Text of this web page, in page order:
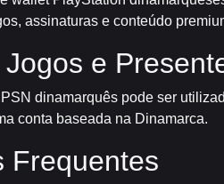
assinaturas e conteúdo
e
dinamarquês pode ser
conta baseada na Dinamarca.
Frequentes